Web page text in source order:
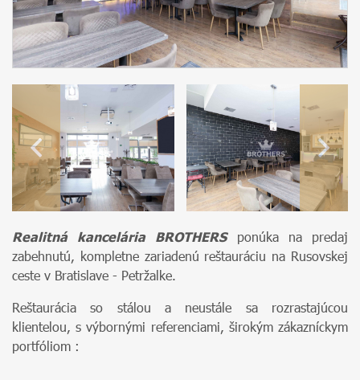
Realitná kancelária BROTHERSponúka na predaj
zabehnutú, kompletne zariadenú reštauráciu na Rusovskej
ceste v Bratislave - Petržalke.
Reštaurácia so stálou a neustále sa rozrastajúcou
klientelou, s výbornými referenciami, širokým zákazníckym
portfóliom :